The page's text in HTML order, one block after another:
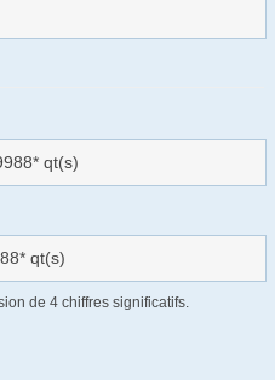
qt(s)
qt(s)
de 4 chiffres significatifs.